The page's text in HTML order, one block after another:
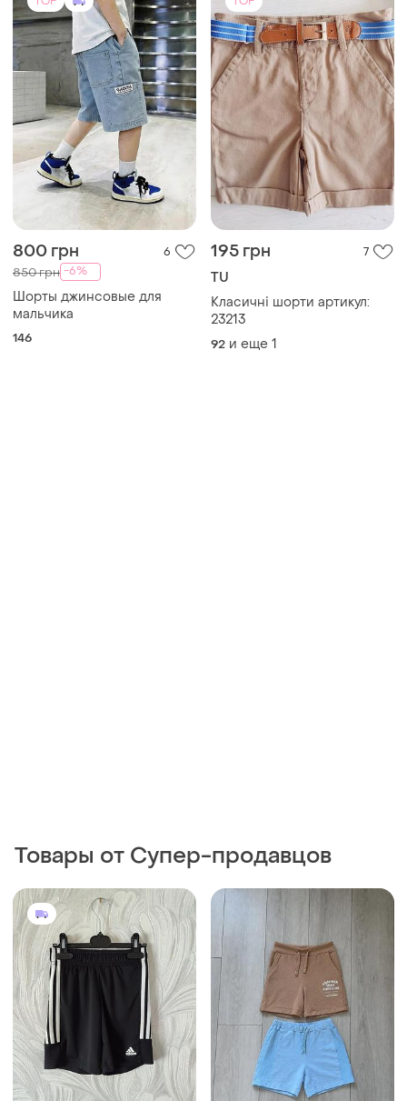
800 грн 6
850 грн -6%
Шорты джинсовые для
мальчика
146
195 грн 7
TU
Класичні шорти артикул:
23213
92 и еще 1
Товары от Супер-продавцов